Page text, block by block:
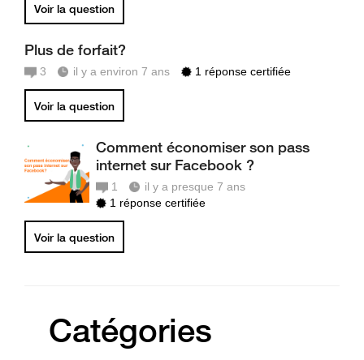
Voir la question
Plus de forfait?
3 il y a environ 7 ans 1 réponse certifiée
Voir la question
Comment économiser son pass
internet sur Facebook ?
1
il y a presque 7 ans
1 réponse certifiée
Voir la question
Catégories